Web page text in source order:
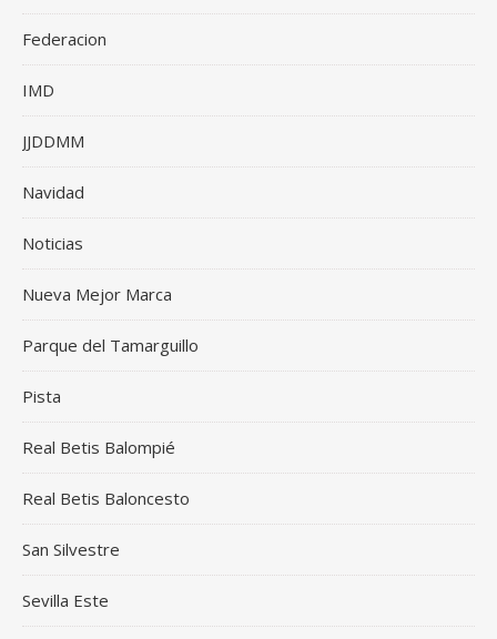
Federacion
IMD
JJDDMM
Navidad
Noticias
Nueva Mejor Marca
Parque del Tamarguillo
Pista
Real Betis Balompié
Real Betis Baloncesto
San Silvestre
Sevilla Este